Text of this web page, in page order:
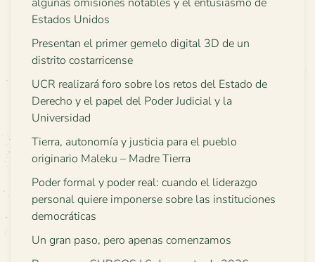
Estados Unidos
Presentan el primer gemelo digital 3D de un
distrito costarricense
UCR realizará foro sobre los retos del Estado de
Derecho y el papel del Poder Judicial y la
Universidad
Tierra, autonomía y justicia para el pueblo
originario Maleku – Madre Tierra
Poder formal y poder real: cuando el liderazgo
personal quiere imponerse sobre las instituciones
democráticas
Un gran paso, pero apenas comenzamos